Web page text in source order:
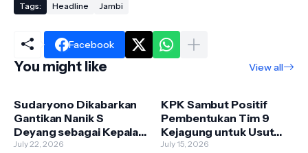
Tags: Headline Jambi
Facebook
You might like View all
Sudaryono Dikabarkan
Gantikan Nanik S
Deyang sebagai Kepala
BGN, Istana Masih
July 22, 2026
KPK Sambut Positif
Pembentukan Tim 9
Kejagung untuk Usut
Kasus Febrie Adriansyah
July 15, 2026